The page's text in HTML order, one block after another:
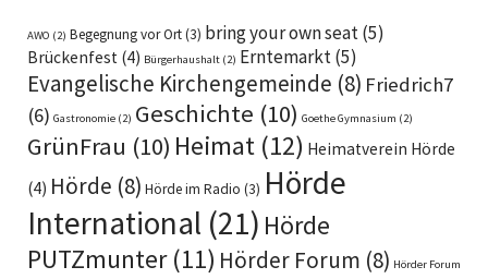
AWO (2) Begegnung vor Ort(3) bring your own seat(5)
Brückenfest (4) Bürgerhaushalt (2) Erntemarkt(5)
Evangelische Kirchengemeinde (8) Friedrich7
(6) Gastronomie (2) Geschichte (10) Goethe Gymnasium (2)
GrünFrau (10) Heimat (12) Heimatverein Hörde
(4) Hörde (8) Hörde im Radio (3) Hörde
International (21) Hörde
PUTZmunter(11) Hörder Forum (8) Hörder Forum